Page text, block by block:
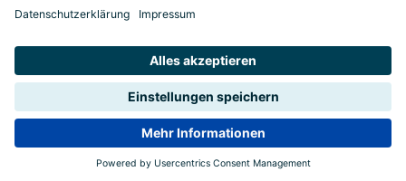
ISB Impressum und Datenschutz
Barrierefreiheitserklärung
Meldestellen/Hinweisgeber
Safeguarding Policy